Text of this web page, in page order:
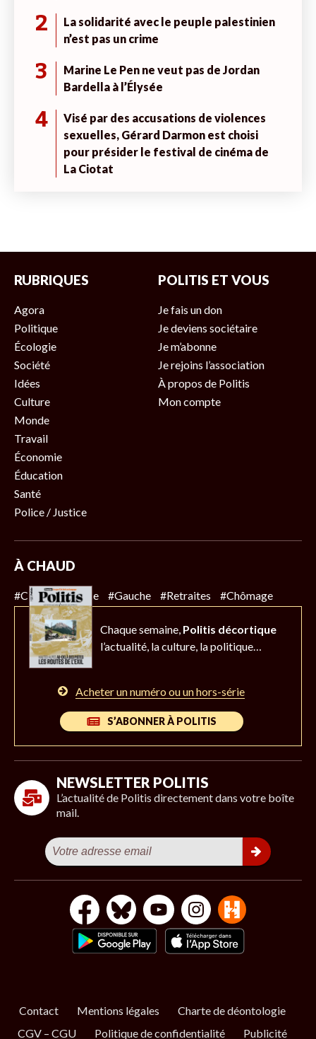
2
La solidarité avec le peuple palestinien
n’est pas un crime
3
Marine Le Pen ne veut pas de Jordan
Bardella à l’Élysée
4
Visé par des accusations de violences
sexuelles, Gérard Darmon est choisi
pour présider le festival de cinéma de
La Ciotat
RUBRIQUES
Agora
Politique
Écologie
Société
Idées
Culture
Monde
Travail
Économie
Éducation
Santé
Police / Justice
POLITIS ET VOUS
Je fais un don
Je deviens sociétaire
Je m’abonne
Je rejoins l’association
À propos de Politis
Mon compte
À CHAUD
#Climat #Police #Gauche #Retraites #Chômage
Chaque semaine, Politis décortique
l’actualité, la culture, la politique…
Acheter un numéro ou un hors-série
S’ABONNER À POLITIS
NEWSLETTER POLITIS
L’actualité de Politis directement dans votre boîte
mail.
Contact Mentions légales
Charte de déontologie
CGV – CGU
Politique de confidentialité Publicité